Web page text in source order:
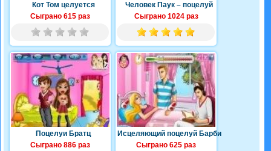
Кот Том целуется
Сыграно 615 раз
Человек Паук – поцелуй
Сыграно 1024 раз
Поцелуи Братц
Сыграно 886 раз
Исцеляющий поцелуй Барби
Сыграно 625 раз